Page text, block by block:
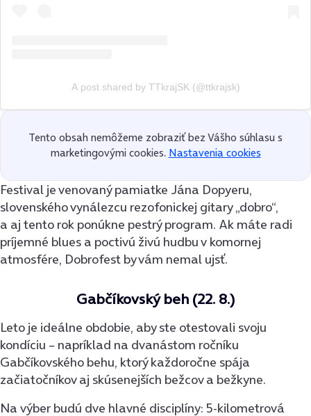
A post shared by TTkrajSK (@ttkrajsk)
Tento obsah nemôžeme zobraziť bez Vášho súhlasu s
marketingovými cookies. Nastavenia cookies
Festival je venovaný pamiatke Jána Dopyeru,
slovenského vynálezcu rezofonickej gitary „dobro“,
a aj tento rok ponúkne pestrý program. Ak máte radi
príjemné blues a poctivú živú hudbu v komornej
atmosfére, Dobrofest by vám nemal ujsť.
Gabčíkovský beh (22. 8.)
Leto je ideálne obdobie, aby ste otestovali svoju
kondíciu – napríklad na dvanástom ročníku
Gabčíkovského behu, ktorý každoročne spája
začiatočníkov aj skúsenejších bežcov a bežkyne.
Na výber budú dve hlavné disciplíny: 5-kilometrová